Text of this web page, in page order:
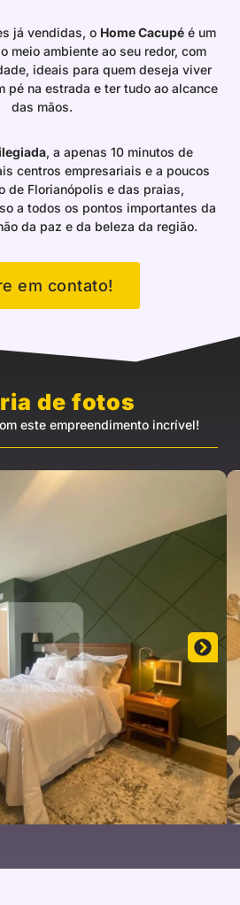
já vendidas, o Home Cacupé é um
meio ambiente ao seu redor, com
ideais para quem deseja viver
pé na estrada e ter tudo ao alcance
das mãos.
, a apenas 10 minutos de
centros empresariais e a poucos
de Florianópolis e das praias,
a todos os pontos importantes da
da paz e da beleza da região.
em contato!
de fotos
este empreendimento incrível!